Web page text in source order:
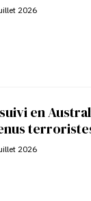
2026
en
2026